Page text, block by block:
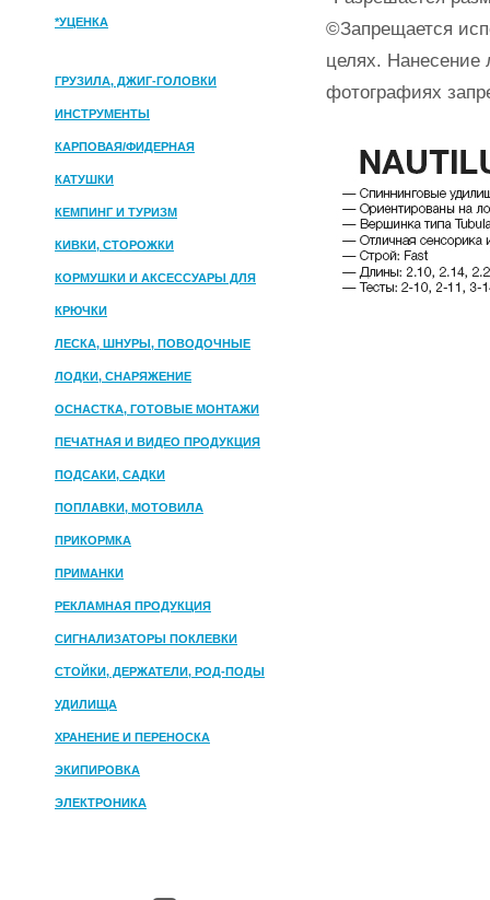
*УЦЕНКА
ГРУЗИЛА, ДЖИГ-ГОЛОВКИ
ИНСТРУМЕНТЫ
КАРПОВАЯ/ФИДЕРНАЯ
КАТУШКИ
КЕМПИНГ И ТУРИЗМ
КИВКИ, СТОРОЖКИ
КОРМУШКИ И АКСЕССУАРЫ ДЛЯ
ПРИКОРМКИ
КРЮЧКИ
ЛЕСКА, ШНУРЫ, ПОВОДОЧНЫЕ
МАТЕРИАЛЫ
ЛОДКИ, СНАРЯЖЕНИЕ
ОСНАСТКА, ГОТОВЫЕ МОНТАЖИ
ПЕЧАТНАЯ И ВИДЕО ПРОДУКЦИЯ
ПОДСАКИ, САДКИ
ПОПЛАВКИ, МОТОВИЛА
ПРИКОРМКА
ПРИМАНКИ
РЕКЛАМНАЯ ПРОДУКЦИЯ
СИГНАЛИЗАТОРЫ ПОКЛЕВКИ
СТОЙКИ, ДЕРЖАТЕЛИ, РОД-ПОДЫ
УДИЛИЩА
ХРАНЕНИЕ И ПЕРЕНОСКА
ЭКИПИРОВКА
ЭЛЕКТРОНИКА
©Запрещается
целях. Нанесение
фотографиях